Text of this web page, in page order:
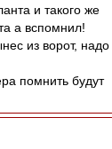
и такого же
а вспомнил!
из ворот, надо
помнить будут